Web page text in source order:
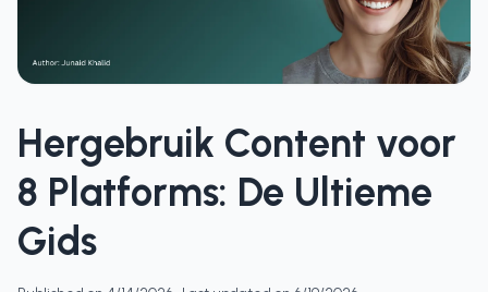
Hergebruik Content voor
8 Platforms: De Ultieme
Gids